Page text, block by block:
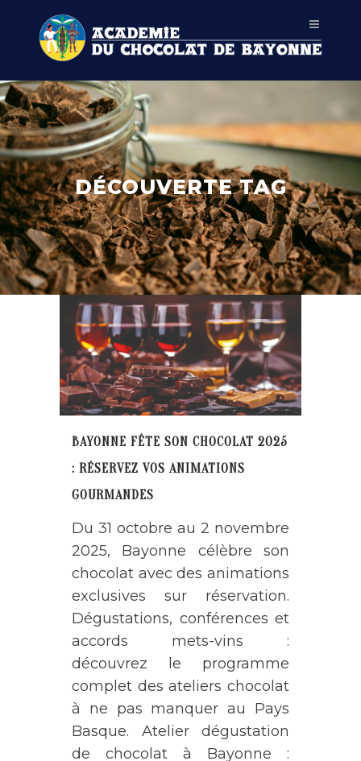
DÉCOUVERTE TAG
BAYONNE FÊTE SON CHOCOLAT 2025
: RÉSERVEZ VOS ANIMATIONS
GOURMANDES
Du 31 octobre au 2 novembre
2025, Bayonne célèbre son
chocolat avec des animations
exclusives sur réservation.
Dégustations, conférences et
accords mets-vins :
découvrez le programme
complet des ateliers chocolat
à ne pas manquer au Pays
Basque. Atelier dégustation
de chocolat à Bayonne :